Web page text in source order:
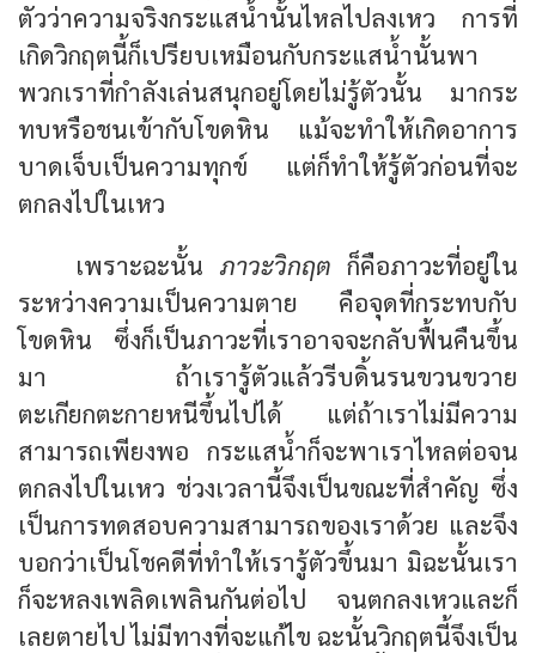
ตัวว่าความจริงกระแสน้ำนั้นไหลไปลงเหว การที่
เกิดวิกฤตนี้ก็เปรียบเหมือนกับกระแสน้ำนั้นพา
พวกเราที่กำลังเล่นสนุกอยู่โดยไม่รู้ตัวนั้น มากระ
ทบหรือชนเข้ากับโขดหิน แม้จะทำให้เกิดอาการ
บาดเจ็บเป็นความทุกข์ แต่ก็ทำให้รู้ตัวก่อนที่จะ
ตกลงไปในเหว
เพราะฉะนั้น ภาวะวิกฤต ก็คือภาวะที่อยู่ใน
ระหว่างความเป็นความตาย คือจุดที่กระทบกับ
โขดหิน ซึ่งก็เป็นภาวะที่เราอาจจะกลับฟื้นคืนขึ้น
มา ถ้าเรารู้ตัวแล้วรีบดิ้นรนขวนขวาย
ตะเกียกตะกายหนีขึ้นไปได้ แต่ถ้าเราไม่มีความ
สามารถเพียงพอ กระแสน้ำก็จะพาเราไหลต่อจน
ตกลงไปในเหว ช่วงเวลานี้จึงเป็นขณะที่สำคัญ ซึ่ง
เป็นการทดสอบความสามารถของเราด้วย และจึง
บอกว่าเป็นโชคดีที่ทำให้เรารู้ตัวขึ้นมา มิฉะนั้นเรา
ก็จะหลงเพลิดเพลินกันต่อไป จนตกลงเหวและก็
เลยตายไป ไม่มีทางที่จะแก้ไข ฉะนั้นวิกฤตนี้จึงเป็น